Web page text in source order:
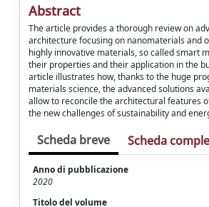
Abstract
The article provides a thorough review on
architecture focusing on nanomaterials and
highly innovative materials, so called smart
their properties and their application in the
article illustrates how, thanks to the huge
materials science, the advanced solutions
allow to reconcile the architectural features
the new challenges of sustainability and
Scheda breve Scheda
Anno di pubblicazione
2020
Titolo del volume